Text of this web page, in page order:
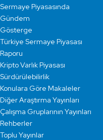
Sermaye Piyasasında
Gündem
Gösterge
Türkiye Sermaye Piyasası
Raporu
Kripto Varlık Piyasası
Sürdürülebilirlik
Konulara Göre Makaleler
Diğer Araştırma Yayınları
Çalışma Gruplarının Yayınları
Rehberler
Toplu Yayınlar